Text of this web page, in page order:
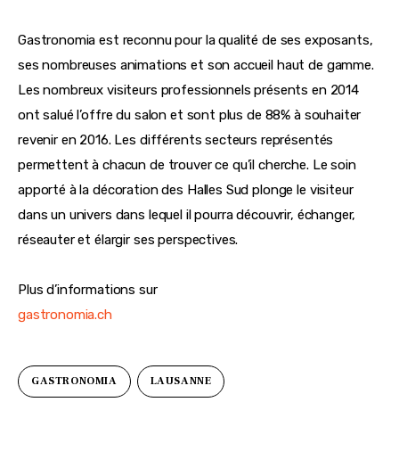
Gastronomia est reconnu pour la qualité de ses exposants,
ses nombreuses animations et son accueil haut de gamme.
Les nombreux visiteurs professionnels présents en 2014
ont salué l’offre du salon et sont plus de 88% à souhaiter
revenir en 2016. Les différents secteurs représentés
permettent à chacun de trouver ce qu’il cherche. Le soin
apporté à la décoration des Halles Sud plonge le visiteur
dans un univers dans lequel il pourra découvrir, échanger,
réseauter et élargir ses perspectives.
Plus d’informations sur
gastronomia.ch
GASTRONOMIA LAUSANNE